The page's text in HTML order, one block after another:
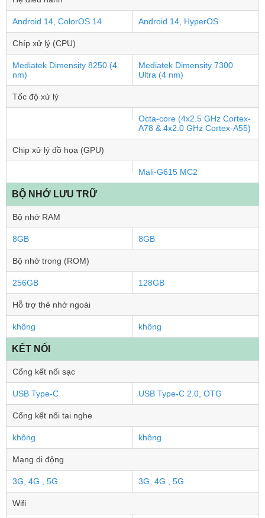
Android 14, ColorOS 14 Android 14, HyperOS
Chíp xử lý (CPU)
Mediatek Dimensity 8250 (4
nm)
Mediatek Dimensity 7300
Ultra (4 nm)
Tốc độ xử lý
Octa-core (4x2.5 GHz Cortex-
A78 & 4x2.0 GHz Cortex-A55)
Chip xử lý đồ họa (GPU)
Mali-G615 MC2
BỘ NHỚ LƯU TRỮ
Bộ nhớ RAM
8GB 8GB
Bộ nhớ trong (ROM)
256GB 128GB
Hỗ trợ thẻ nhớ ngoài
không không
KẾT NỐI
Cổng kết nối sạc
USB Type-C USB Type-C 2.0, OTG
Cổng kết nối tai nghe
không không
Mạng di động
3G, 4G , 5G 3G, 4G , 5G
Wifi